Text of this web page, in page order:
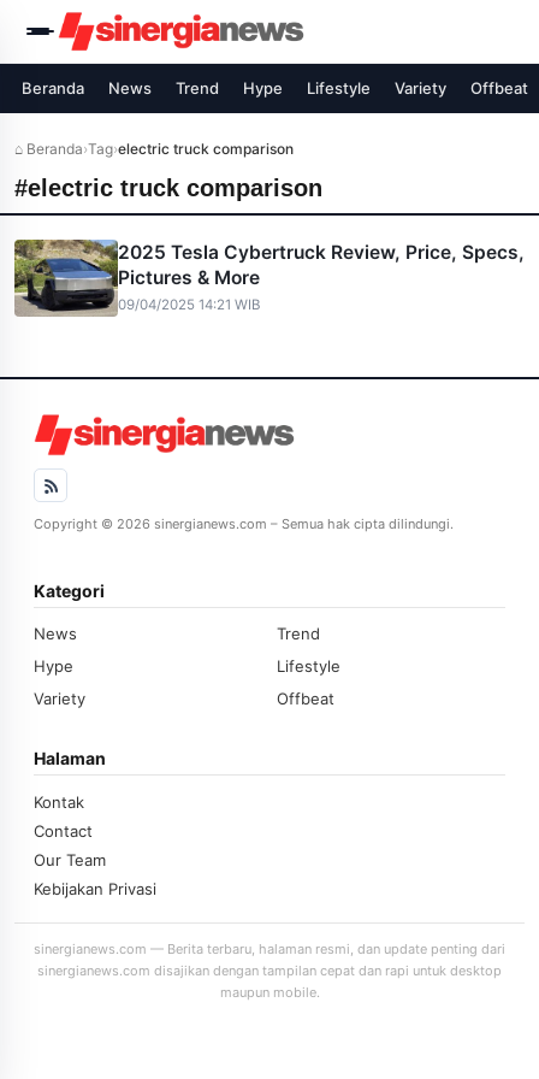
Beranda News Trend Hype Lifestyle Variety Offbeat
⌂ Beranda›Tag›electric truck comparison
#electric truck comparison
2025 Tesla Cybertruck Review, Price, Specs,
Pictures & More
09/04/2025 14:21 WIB
Copyright © 2026 sinergianews.com – Semua hak cipta dilindungi.
Kategori
News
Trend
Hype
Lifestyle
Variety
Offbeat
Halaman
Kontak
Contact
Our Team
Kebijakan Privasi
sinergianews.com — Berita terbaru, halaman resmi, dan update penting dari
sinergianews.com disajikan dengan tampilan cepat dan rapi untuk desktop
maupun mobile.